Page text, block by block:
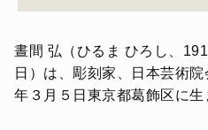
晝間 弘（ひるま ひろし、
日）は、彫刻家、日本芸術院
年３月５日東京都葛飾区に生